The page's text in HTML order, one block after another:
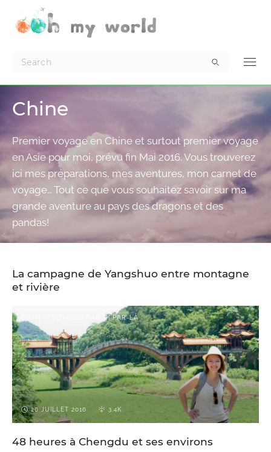
Chine
Premier voyage en Chine et surtout premier voyage
en Asie pour moi, prévu fin Mai 2016. Vous trouverez
ici mes préparations, mes aventures, mon carnet de
voyage… Tout ce que vous souhaitez savoir sur ma
grande aventure au pays des dragons et des
pandas!
4 AOÛT 2016
La campagne de Yangshuo entre montagne
et rivière
VOYAGES PAR-CI PAR-LÀ
26 JUILLET 2016 3.4K
48 heures à Chengdu et ses environs
29 JUIN 2016 2.1K